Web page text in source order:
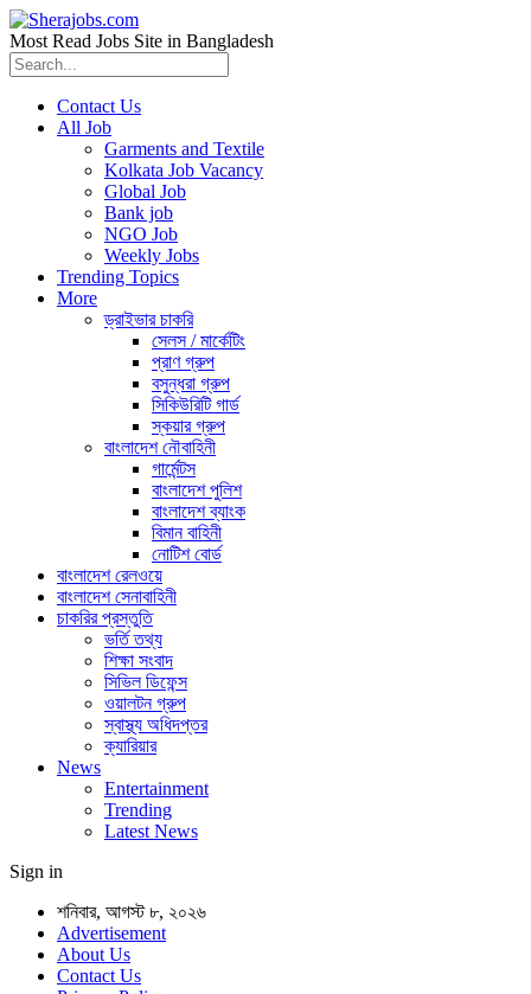
Most Read Jobs Site in Bangladesh
Contact Us
All Job
Garments and Textile
Kolkata Job Vacancy
Global Job
Bank job
NGO Job
Weekly Jobs
Trending Topics
More
ড্রাইভার চাকরি
সেলস / মার্কেটিং
প্রাণ গ্রুপ
বসুন্ধরা গ্রুপ
সিকিউরিটি গার্ড
স্কয়ার গ্রুপ
বাংলাদেশ নৌবাহিনী
গার্মেন্টস
বাংলাদেশ পুলিশ
বাংলাদেশ ব্যাংক
বিমান বাহিনী
নোটিশ বোর্ড
বাংলাদেশ রেলওয়ে
বাংলাদেশ সেনাবাহিনী
চাকরির প্রস্তুতি
ভর্তি তথ্য
শিক্ষা সংবাদ
সিভিল ডিফেন্স
ওয়ালটন গ্রুপ
স্বাস্থ্য অধিদপ্তর
ক্যারিয়ার
News
Entertainment
Trending
Latest News
Sign in
শনিবার, আগস্ট ৮, ২০২৬
Advertisement
About Us
Contact Us